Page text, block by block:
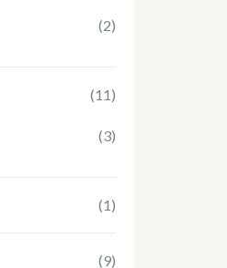
(2)
(11)
(3)
(1)
(9)